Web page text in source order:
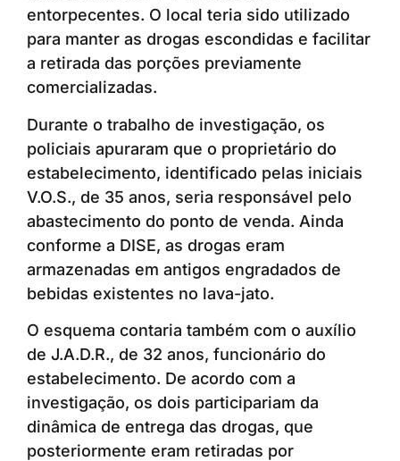
entorpecentes. O local teria sido utilizado
para manter as drogas escondidas e facilitar
a retirada das porções previamente
comercializadas.
Durante o trabalho de investigação, os
policiais apuraram que o proprietário do
estabelecimento, identificado pelas iniciais
V.O.S., de 35 anos, seria responsável pelo
abastecimento do ponto de venda. Ainda
conforme a DISE, as drogas eram
armazenadas em antigos engradados de
bebidas existentes no lava-jato.
O esquema contaria também com o auxílio
de J.A.D.R., de 32 anos, funcionário do
estabelecimento. De acordo com a
investigação, os dois participariam da
dinâmica de entrega das drogas, que
posteriormente eram retiradas por